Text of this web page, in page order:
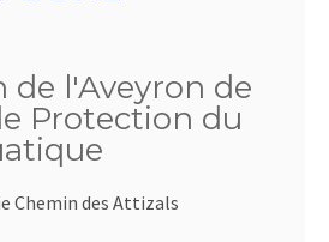
de l'Aveyron de
Protection du
Chemin des Attizals